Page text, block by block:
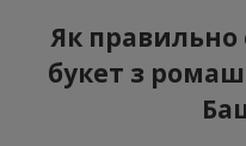
Як правильно
букет з